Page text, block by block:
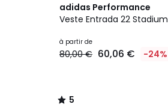
adidas Performance
Veste Entrada 22 Stadium
à partir de
80,00 € 60,06 € -24%
5
/
2
Couleurs
5
/